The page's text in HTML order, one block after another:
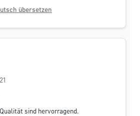
übersetzen
von 5 von 5 Sternen
sind hervorragend.